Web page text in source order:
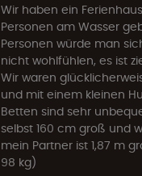
Wir haben ein
Personen am Wasser
Personen würde man
nicht wohlfühlen, es ist
Wir waren
und mit einem kleinen
Betten sind sehr
selbst 160 cm groß und
mein Partner ist 1,87 m
98 kg)